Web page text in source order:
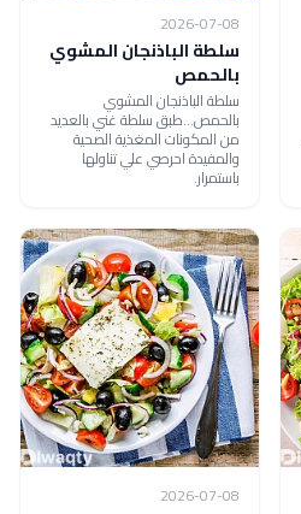
2026-07-08
سلطة الباذنجان المشوي
بالحمص
سلطة الباذنجان المشوي
بالحمص...طبق سلطة غني بالعديد
من المكونات المغذية الصحية
والمفيدة احرصي علي تناولها
باستمرار.
2026-07-08